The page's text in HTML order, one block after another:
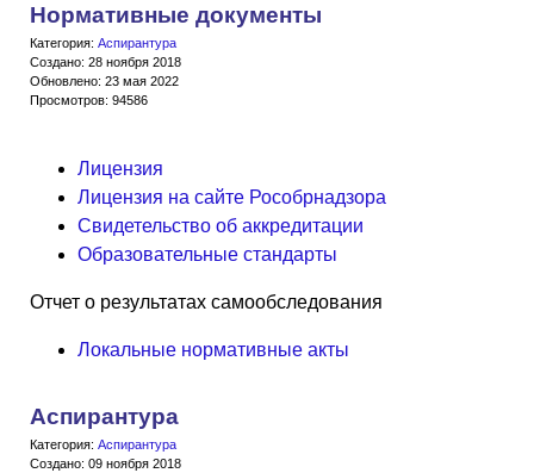
Нормативные документы
Категория: Аспирантура
Создано: 28 ноября 2018
Обновлено: 23 мая 2022
Просмотров: 94586
Лицензия
Лицензия на сайте Рособрнадзора
Свидетельство об аккредитации
Образовательные стандарты
Отчет о результатах самообследования
Локальные нормативные акты
Аспирантура
Категория: Аспирантура
Создано: 09 ноября 2018